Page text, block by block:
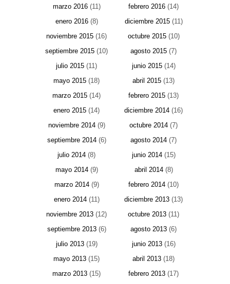
marzo 2016(11) febrero 2016 (14)
enero 2016(8) diciembre 2015(11)
noviembre 2015 (16) octubre 2015(10)
septiembre 2015 (10) agosto 2015 (7)
julio 2015 (11) junio 2015(14)
mayo 2015 (18) abril 2015 (13)
marzo 2015 (14) febrero 2015 (13)
enero 2015 (14) diciembre 2014 (16)
noviembre 2014(9) octubre 2014 (7)
septiembre 2014(6) agosto 2014 (7)
julio 2014 (8) junio 2014(15)
mayo 2014(9) abril 2014(8)
marzo 2014(9) febrero 2014 (10)
enero 2014(11) diciembre 2013 (13)
noviembre 2013 (12) octubre 2013 (11)
septiembre 2013(6) agosto 2013 (6)
julio 2013(19) junio 2013(16)
mayo 2013 (15) abril 2013 (18)
marzo 2013 (15) febrero 2013 (17)